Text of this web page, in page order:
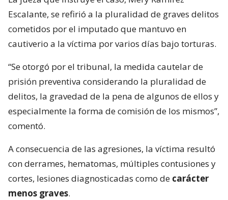
Escalante, se refirió a la pluralidad de graves delitos
cometidos por el imputado que mantuvo en
cautiverio a la víctima por varios días bajo torturas.
“Se otorgó por el tribunal, la medida cautelar de
prisión preventiva considerando la pluralidad de
delitos, la gravedad de la pena de algunos de ellos y
especialmente la forma de comisión de los mismos”,
comentó.
A consecuencia de las agresiones, la víctima resultó
con derrames, hematomas, múltiples contusiones y
cortes, lesiones diagnosticadas como de carácter
menos graves.